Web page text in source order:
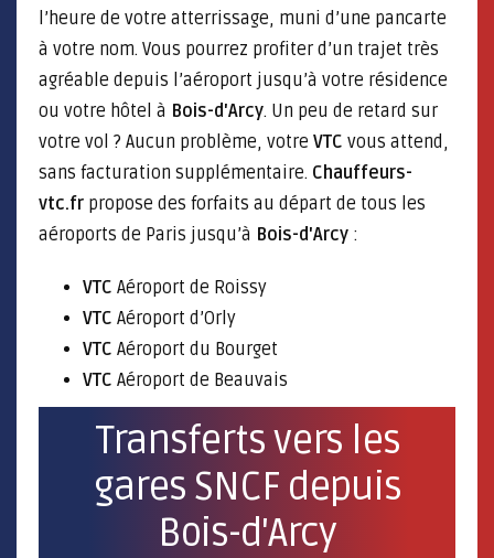
l’heure de votre atterrissage, muni d’une pancarte
à votre nom. Vous pourrez profiter d’un trajet très
agréable depuis l’aéroport jusqu’à votre résidence
ou votre hôtel à Bois-d'Arcy. Un peu de retard sur
votre vol ? Aucun problème, votre VTC vous attend,
sans facturation supplémentaire. Chauffeurs-
vtc.fr propose des forfaits au départ de tous les
aéroports de Paris jusqu’à Bois-d'Arcy :
VTC Aéroport de Roissy
VTC Aéroport d’Orly
VTC Aéroport du Bourget
VTC Aéroport de Beauvais
Transferts vers les
gares SNCF depuis
Bois-d'Arcy